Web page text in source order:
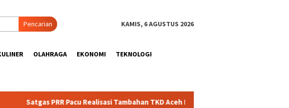
Pencarian KAMIS, 6 AGUSTUS 2026
OLAHRAGA EKONOMI TEKNOLOGI
Realisasi Tambahan TKD Aceh Rp1,65 Triliun, Pastikan Transparan dan Terukur